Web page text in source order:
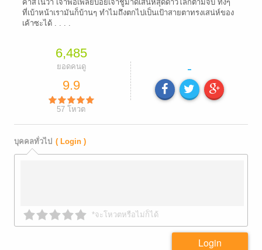
คาสโนว่า เจ้าพ่อเพลย์บอยเจ้าชู้มาดเสน่ห์สุดดาวโลกตามจีบ ทั้งๆ
ที่เบ้าหน้าเรามันก็บ้านๆ ทําไมถึงตกไปเป็นเป้าสายตาทรงเสน่ห์ของ
เค้าซะได้ . . . .
6,485
ยอดคนดู
9.9
57 โหวต
-
บุคคลทั่วไป ( Login )
*จะโหวตหรือไม่ก็ได้
Login